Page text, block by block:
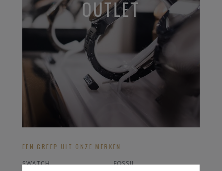
OUTLET
EEN GREEP UIT ONZE MERKEN
SWATCH
FOSSIL